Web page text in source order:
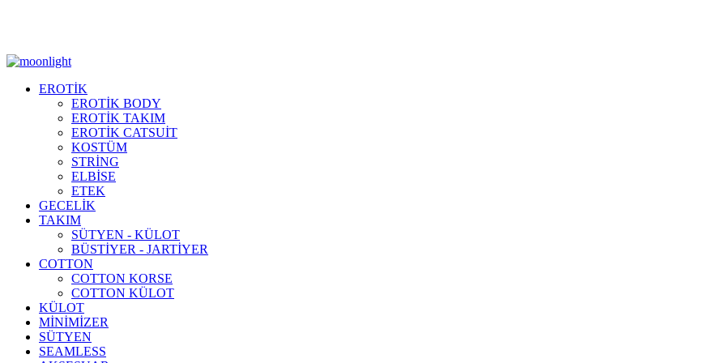
EROTİK
EROTİK BODY
EROTİK TAKIM
EROTİK CATSUİT
KOSTÜM
STRİNG
ELBİSE
ETEK
GECELİK
TAKIM
SÜTYEN - KÜLOT
BÜSTİYER - JARTİYER
COTTON
COTTON KORSE
COTTON KÜLOT
KÜLOT
MİNİMİZER
SÜTYEN
SEAMLESS